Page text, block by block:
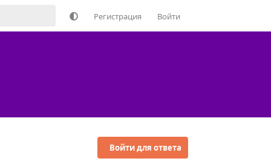
Регистрация Войти
Войти для ответа